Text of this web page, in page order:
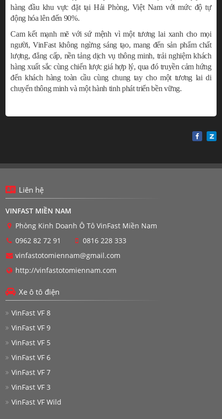
hàng đầu khu vực đặt tại Hải Phòng, Việt Nam với mức độ tự
động hóa lên đến 90%.
Cam kết mạnh mẽ với sứ mệnh vì một tương lai xanh cho mọi
người, VinFast không ngừng sáng tạo, mang đến sản phẩm chất
lượng, đẳng cấp, nền tảng dịch vụ thông minh, trải nghiệm khách
hàng xuất sắc cùng chiến lược giá hợp lý, qua đó truyền cảm hứng
đến khách hàng toàn cầu cùng chung tay cho một tương lai di
chuyển thông minh và một hành tinh phát triển bền vững.
Liên hệ
VINFAST MIỀN NAM
Phòng Kinh Doanh Ô Tô VinFast Miền Nam
0962 82 72 91
0816 228 333
vinfastotomiennam@gmail.com
http://vinfastotomiennam.com
Xe ô tô điện
VinFast VF 8
VinFast VF 9
VinFast VF 5
VinFast VF 6
VinFast VF 7
VinFast VF 3
VinFast VF Wild